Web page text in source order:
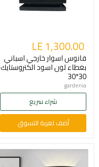
LE 1,300.00
فانوس اسوار خارجي اسباني
بغطاء لون اسود الكتروستايك
30*30
gardenia
شراء سريع
أضف لعربة التسوق